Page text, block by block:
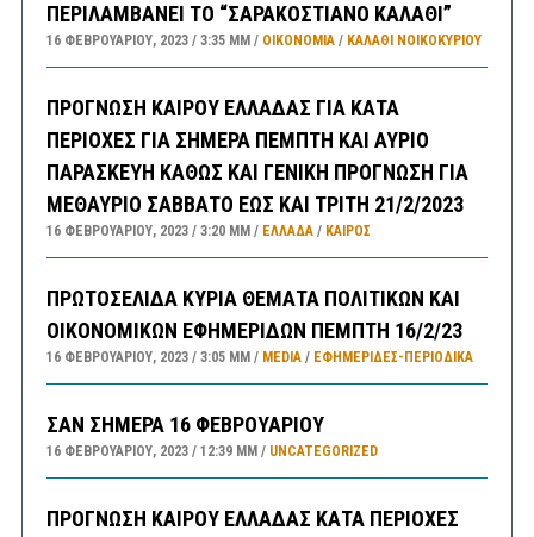
ΠΕΡΙΛΑΜΒΑΝΕΙ ΤΟ “ΣΑΡΑΚΟΣΤΙΑΝΟ ΚΑΛΑΘΙ”
16 ΦΕΒΡΟΥΑΡΊΟΥ, 2023 3:35 ΜΜ ΟΙΚΟΝΟΜΙΑ/ ΚΑΛΑΘΙ ΝΟΙΚΟΚΥΡΙΟΥ
ΠΡΟΓΝΩΣΗ ΚΑΙΡΟΥ ΕΛΛΑΔΑΣ ΓΙΑ ΚΑΤΑ
ΠΕΡΙΟΧΕΣ ΓΙΑ ΣΗΜΕΡΑ ΠΕΜΠΤΗ ΚΑΙ ΑΥΡΙΟ
ΠΑΡΑΣΚΕΥΗ ΚΑΘΩΣ ΚΑΙ ΓΕΝΙΚΗ ΠΡΟΓΝΩΣΗ ΓΙΑ
ΜΕΘΑΥΡΙΟ ΣΑΒΒΑΤΟ ΕΩΣ ΚΑΙ ΤΡΙΤΗ 21/2/2023
16 ΦΕΒΡΟΥΑΡΊΟΥ, 2023 3:20 ΜΜ ΕΛΛΑΔA/ ΚΑΙΡΌΣ
ΠΡΩΤΟΣΕΛΙΔΑ ΚΥΡΙΑ ΘΕΜΑΤΑ ΠΟΛΙΤΙΚΩΝ ΚΑΙ
ΟΙΚΟΝΟΜΙΚΩΝ ΕΦΗΜΕΡΙΔΩΝ ΠΕΜΠΤΗ 16/2/23
16 ΦΕΒΡΟΥΑΡΊΟΥ, 2023 3:05 ΜΜ MEDIA/ ΕΦΗΜΕΡΊΔΕΣ-ΠΕΡΙΟΔΙΚΆ
ΣΑΝ ΣΗΜΕΡΑ 16 ΦΕΒΡΟΥΑΡΙΟΥ
16 ΦΕΒΡΟΥΑΡΊΟΥ, 2023 12:39 ΜΜ UNCATEGORIZED
ΠΡΟΓΝΩΣΗ ΚΑΙΡΟΥ ΕΛΛΑΔΑΣ ΚΑΤΑ ΠΕΡΙΟΧΕΣ